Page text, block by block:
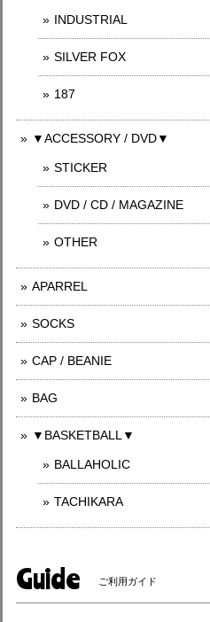
INDUSTRIAL
SILVER FOX
187
▼ACCESSORY / DVD▼
STICKER
DVD / CD / MAGAZINE
OTHER
APARREL
SOCKS
CAP / BEANIE
BAG
▼BASKETBALL▼
BALLAHOLIC
TACHIKARA
Guide ご利用ガイド